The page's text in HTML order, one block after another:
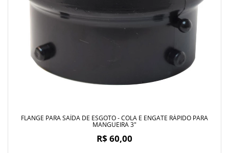
FLANGE PARA SAÍDA DE ESGOTO - COLA E ENGATE RÁPIDO PARA
MANGUEIRA 3"
R$ 60,00